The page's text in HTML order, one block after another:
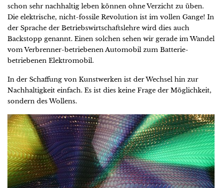
schon sehr nachhaltig leben können ohne Verzicht zu üben.
Die elektrische, nicht-fossile Revolution ist im vollen Gange! In
der Sprache der Betriebswirtschaftslehre wird dies auch
Backstopp genannt. Einen solchen sehen wir gerade im Wandel
vom Verbrenner-betriebenen Automobil zum Batterie-
betriebenen Elektromobil.
In der Schaffung von Kunstwerken ist der Wechsel hin zur
Nachhaltigkeit einfach. Es ist dies keine Frage der Möglichkeit,
sondern des Wollens.